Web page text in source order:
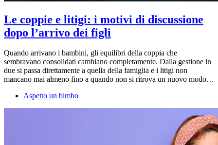
Le coppie e litigi: i motivi di discussione
dopo l’arrivo dei figli
Quando arrivano i bambini, gli equilibri della coppia che
sembravano consolidati cambiano completamente. Dalla gestione in
due si passa direttamente a quella della famiglia e i litigi non
mancano mai almeno fino a quando non si ritrova un nuovo modo…
Aspetto un bimbo